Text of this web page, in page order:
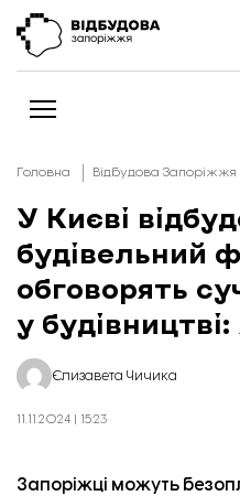
Новини
Відбудова Запоріжжя
Ексклюзив
Бізнес
Шлях додому
Колонки
Про нас
Редакційна політика
Головна Відбудова Запоріжжя
У Києві
будівельний
обговорять
у
Єлизавета Чичика
11.11.2024 | 15:23
Запоріжці можуть